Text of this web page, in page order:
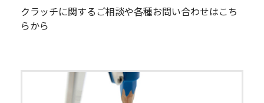
クラッチに関するご相談や各種お問い合わせはこち
らから